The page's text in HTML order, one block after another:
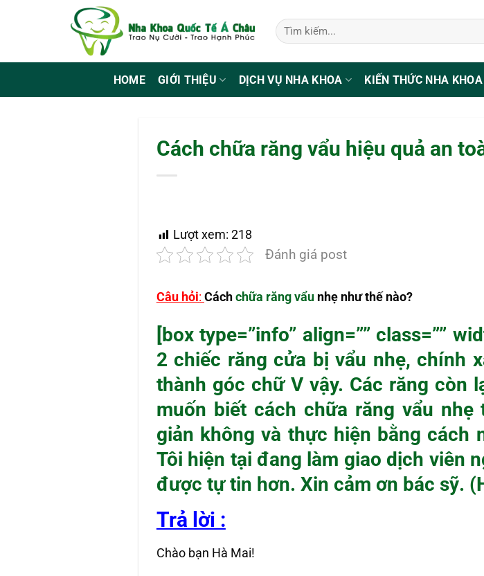
HOME GIỚI THIỆU DỊCH VỤ NHA KHOA KIẾN THỨC NHA KHOA
Cách chữa răng vẩu hiệu quả an
Lượt xem: 218
Đánh giá post
Câu hỏi: Cách chữa răng vẩu nhẹ như thế nào?
[box type=”info” align=”” class=””
2 chiếc răng cửa bị vẩu nhẹ, chính
thành góc chữ V vậy. Các răng còn
muốn biết cách chữa răng vẩu
giản không và thực hiện bằng cách
Tôi hiện tại đang làm giao dịch viên
được tự tin hơn. Xin cảm ơn bác sỹ.
Trả lời :
Chào bạn Hà Mai!